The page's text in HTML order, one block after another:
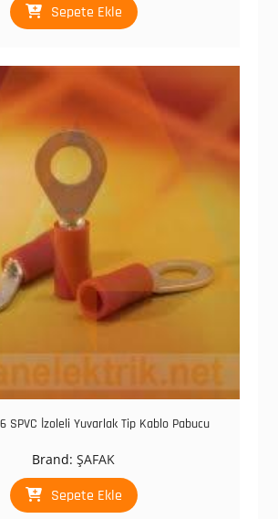
Sepete Ekle
SPVC İzoleli Yuvarlak Tip Kablo Pabucu
Brand:ŞAFAK
Sepete Ekle